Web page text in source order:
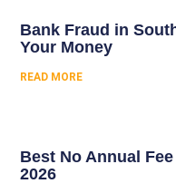
Bank Fraud in
Your Money
READ MORE
Best No Annual
2026